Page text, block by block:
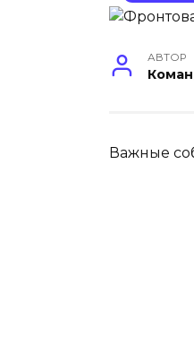
АВТОР
Важные